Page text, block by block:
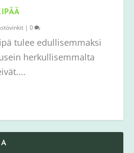
|0
tulee edullisemmaksi
herkullisemmalta